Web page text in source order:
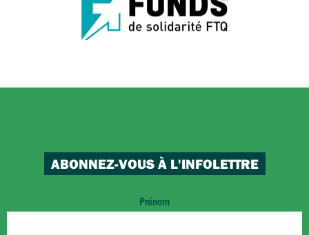
ABONNEZ-VOUS À L'INFOLETTRE
Prénom